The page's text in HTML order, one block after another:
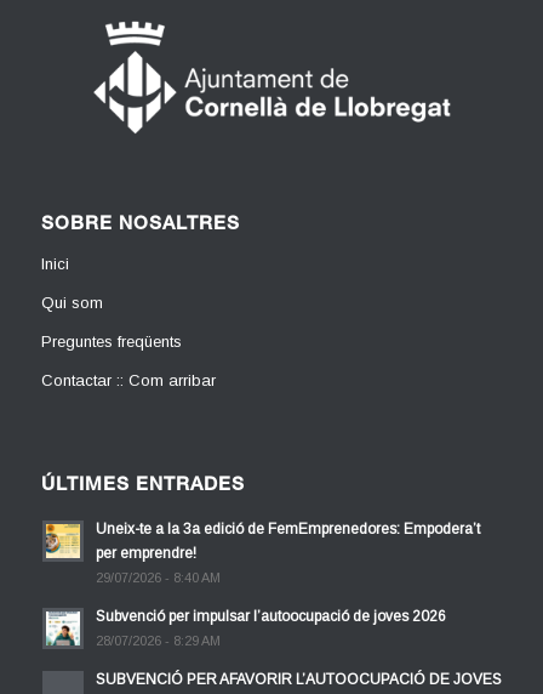
SOBRE NOSALTRES
Inici
Qui som
Preguntes freqüents
Contactar :: Com arribar
ÚLTIMES ENTRADES
Uneix-te a la 3a edició de FemEmprenedores: Empodera’t
per emprendre!
29/07/2026 - 8:40 AM
Subvenció per impulsar l’autoocupació de joves 2026
28/07/2026 - 8:29 AM
SUBVENCIÓ PER AFAVORIR L’AUTOOCUPACIÓ DE JOVES